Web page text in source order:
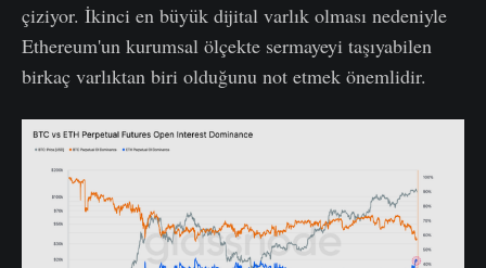
çiziyor. İkinci en büyük dijital varlık olması nedeniyle
Ethereum'un kurumsal ölçekte sermayeyi taşıyabilen
birkaç varlıktan biri olduğunu not etmek önemlidir.